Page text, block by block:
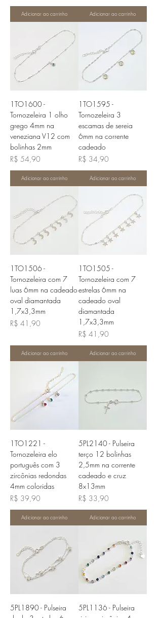
Adicionar ao carrinho Adicionar ao carrinho
1TO1600 -
Tornozeleira 1 olho
grego 4mm na
veneziana V12 com
bolinhas 2mm
Preço
R$ 54,90
Adicionar ao carrinho
1TO1595 -
Tornozeleira 3
escamas de sereia
6mm na corrente
cadeado
Preço
R$ 34,90
Adicionar ao carrinho
1TO1506 -
Tornozeleira com 7
luas 6mm na cadeado
oval diamantada
1,7x3,3mm
Preço
R$ 41,90
Adicionar ao carrinho
1TO1505 -
Tornozeleira com 7
estrelas 6mm na
cadeado oval
diamantada
1,7x3,3mm
Preço
R$ 41,90
Adicionar ao carrinho
1TO1221 -
Tornozeleira elo
português com 3
zircônias redondas
4mm coloridas
Preço
R$ 39,90
Adicionar ao carrinho
5PL2140 - Pulseira
terço 12 bolinhas
2,5mm na corrente
cadeado e cruz
8x13mm
Preço
R$ 33,90
Adicionar ao carrinho
5PL1890 - Pulseira
5PL1136 - Pulseira